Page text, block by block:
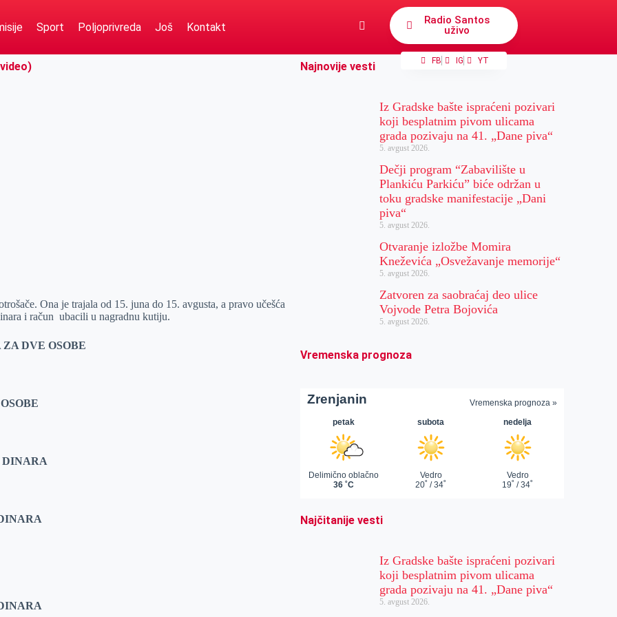
Sport Poljoprivreda Još Kontakt
Radio Santos
uživo
FB IG YT
Ona je trajala od 15. juna do 15. avgusta, a pravo učešća
i račun ubacili u nagradnu kutiju.
DVE OSOBE
DINARA
Najnovije vesti
Iz Gradske bašte ispraćeni pozivari
koji besplatnim pivom ulicama
grada pozivaju na 41. „Dane piva“
5. avgust 2026.
Dečji program “Zabavilište u
Plankiću Parkiću” biće održan u
toku gradske manifestacije „Dani
piva“
5. avgust 2026.
Otvaranje izložbe Momira
Kneževića „Osvežavanje memorije“
5. avgust 2026.
Zatvoren za saobraćaj deo ulice
Vojvode Petra Bojovića
5. avgust 2026.
Vremenska prognoza
Najčitanije vesti
Iz Gradske bašte ispraćeni pozivari
koji besplatnim pivom ulicama
grada pozivaju na 41. „Dane piva“
5. avgust 2026.